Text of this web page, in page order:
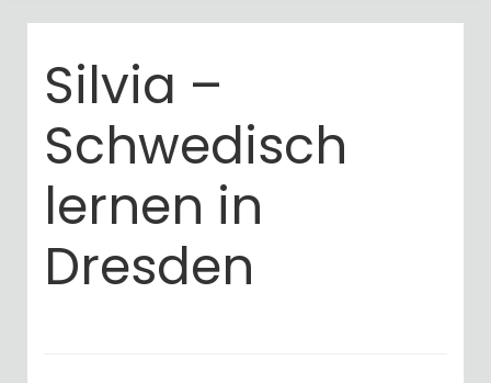
Silvia –
Schwedisch
lernen in
Dresden